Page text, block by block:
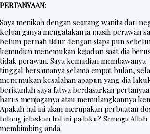
PERTANYAAN:
Saya menikah dengan seorang wanita dari
keluarganya mengatakan ia masih perawan
belum pernah tidur dengan siapa pun
kemudian menemukan kejadian saat dia
tidak perawan. Saya kemudian membawanya
tinggal bersamanya selama empat bulan,
menemukan kesalahan apapun yang dia
berikanlah saya fatwa berdasarkan
harus menjaganya atau memulangkannya
Apakah hal ini akan merupakan perbuatan
tolong jelaskan hal ini padaku? Semoga
membimbing anda.